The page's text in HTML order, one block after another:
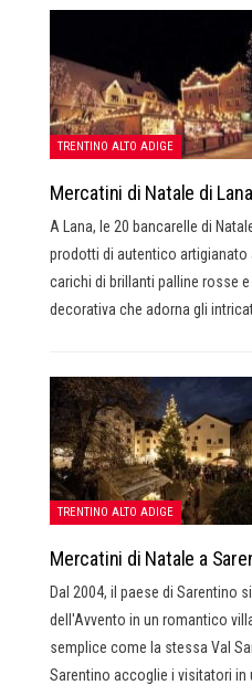
TRENTINO ALTO ADIGE
Mercatini di Natale di Lana
A Lana, le 20 bancarelle di
prodotti di autentico
carichi di brillanti palline rosse
decorativa che adorna gli
TRENTINO ALTO ADIGE
Mercatini di Natale a
Dal 2004, il paese di Sarentino
dell'Avvento in un romantico
semplice come la stessa Val
Sarentino accoglie i visitatori in